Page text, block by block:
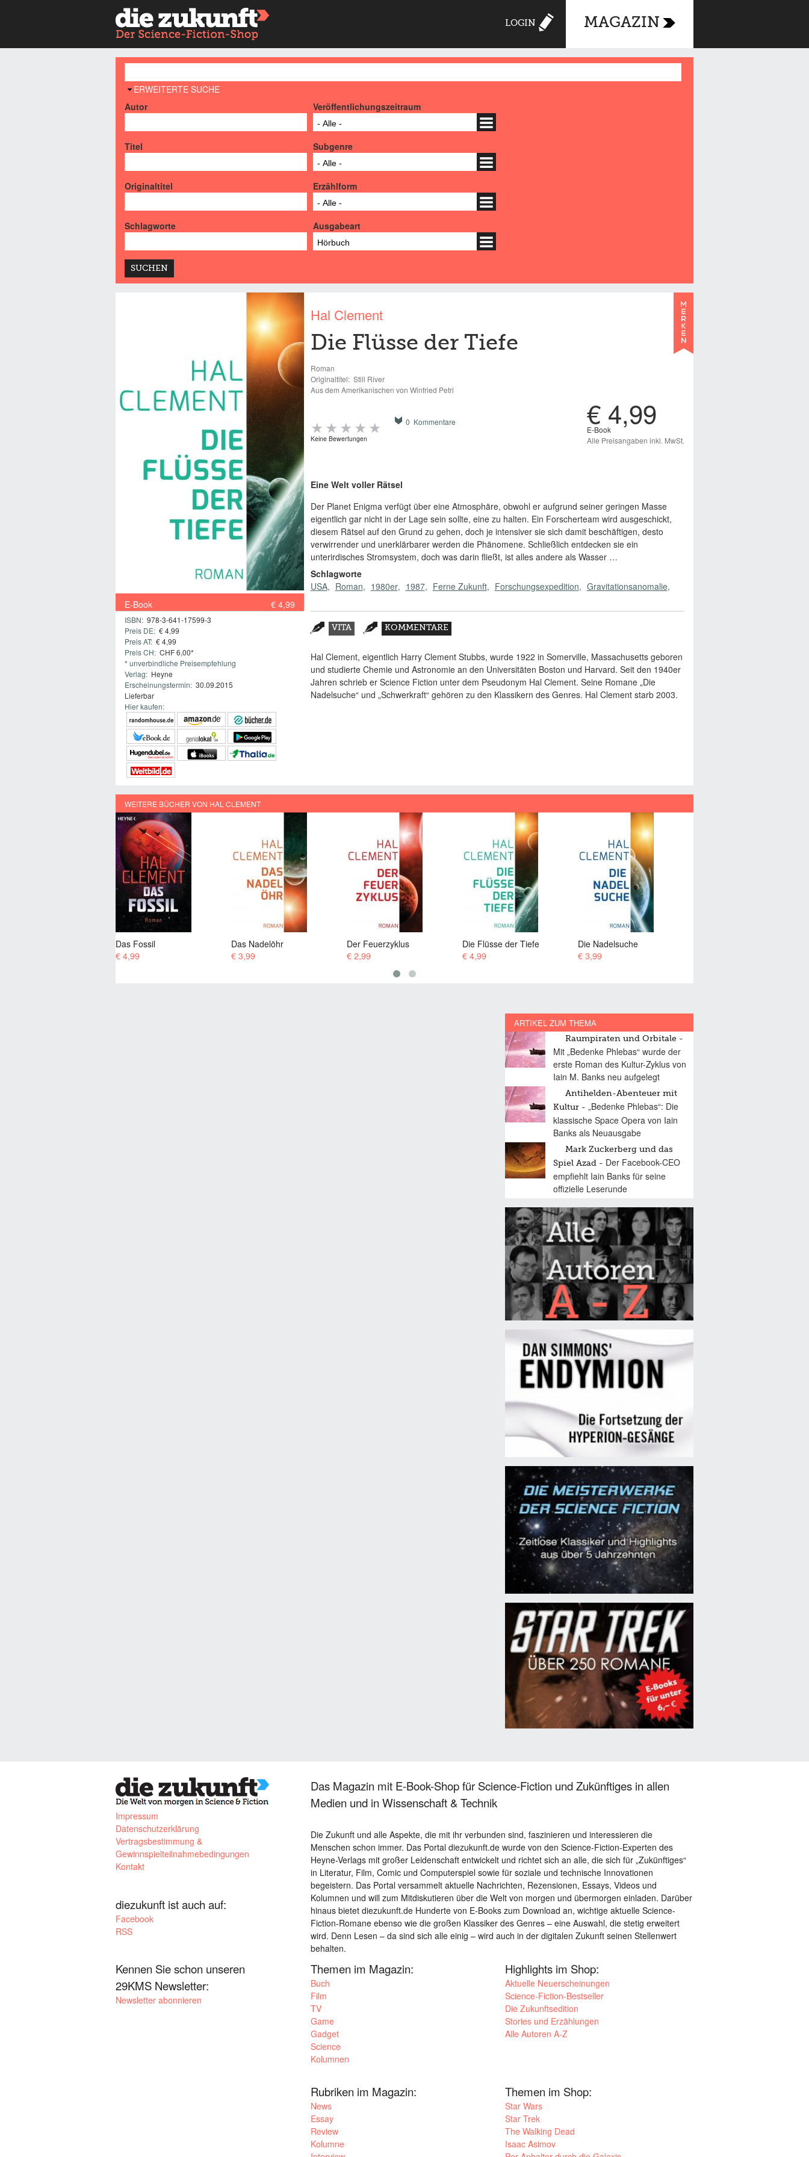
LOGIN MAGAZIN
AUSBLENDEN
ERWEITERTE SUCHE
Autor
Veröffentlichungszeitraum
- Alle -
Titel Subgenre
- Alle -
Originaltitel Erzählform
- Alle -
Schlagworte Ausgabeart
Hörbuch
E-Book € 4,99
ISBN: 978-3-641-17599-3
Preis DE: € 4,99
Preis AT: € 4,99
Preis CH: CHF 6,00*
* unverbindliche Preisempfehlung
Verlag: Heyne
Erscheinungstermin: 30.09.2015
Lieferbar
Hier kaufen:
Hal Clement
Die Flüsse der Tiefe
Roman
Originaltitel: Still River
Aus dem Amerikanischen von Winfried Petri
Keine Bewertungen
0 Kommentare € 4,99
E-Book
Alle Preisangaben inkl. MwSt.
Eine Welt voller Rätsel
Der Planet Enigma verfügt über eine Atmosphäre, obwohl er aufgrund seiner geringen Masse
eigentlich gar nicht in der Lage sein sollte, eine zu halten. Ein Forscherteam wird ausgeschickt,
diesem Rätsel auf den Grund zu gehen, doch je intensiver sie sich damit beschäftigen, desto
verwirrender und unerklärbarer werden die Phänomene. Schließlich entdecken sie ein
unterirdisches Stromsystem, doch was darin fließt, ist alles andere als Wasser …
Schlagworte
USA
Roman 1980er 1987 Ferne Zukunft Forschungsexpedition Gravitationsanomalie
Zusatzmaterial
VITA
REITER)
KOMMENTARE
Hal Clement, eigentlich Harry Clement Stubbs, wurde 1922 in Somerville, Massachusetts geboren
und studierte Chemie und Astronomie an den Universitäten Boston und Harvard. Seit den 1940er
Jahren schrieb er Science Fiction unter dem Pseudonym Hal Clement. Seine Romane „Die
Nadelsuche“ und „Schwerkraft“ gehören zu den Klassikern des Genres. Hal Clement starb 2003.
WEITERE BÜCHER VON HAL CLEMENT
Das Nadelöhr
€ 3,99
Der Feuerzyklus
€ 2,99
Die Flüsse der Tiefe
€ 4,99
Die Nadelsuche
€ 3,99
Eiswelt
€ 3,49
ARTIKEL ZUM THEMA
Raumpiraten und Orbitale
Mit „Bedenke Phlebas“ wurde der
erste Roman des Kultur-Zyklus von
Iain M. Banks neu aufgelegt
Antihelden-Abenteuer mit
Kultur
„Bedenke Phlebas“: Die
klassische Space Opera von Iain
Banks als Neuausgabe
Mark Zuckerberg und das
Spiel Azad
Der Facebook-CEO
empfiehlt Iain Banks für seine
offizielle Leserunde
Impressum
Datenschutzerklärung
Vertragsbestimmung &
Gewinnspielteilnahmebedingungen
Kontakt
diezukunft ist auch auf:
Facebook
RSS
Kennen Sie schon unseren
29KMS Newsletter:
Newsletter abonnieren
Das Magazin mit E-Book-Shop für Science-Fiction und Zukünftiges in allen
Medien und in Wissenschaft & Technik
Die Zukunft und alle Aspekte, die mit ihr verbunden sind, faszinieren und interessieren die
Menschen schon immer. Das Portal diezukunft.de wurde von den Science-Fiction-Experten des
Heyne-Verlags mit großer Leidenschaft entwickelt und richtet sich an alle, die sich für „Zukünftiges“
in Literatur, Film, Comic und Computerspiel sowie für soziale und technische Innovationen
begeistern. Das Portal versammelt aktuelle Nachrichten, Rezensionen, Essays, Videos und
Kolumnen und will zum Mitdiskutieren über die Welt von morgen und übermorgen einladen. Darüber
hinaus bietet diezukunft.de Hunderte von E-Books zum Download an, wichtige aktuelle Science-
Fiction-Romane ebenso wie die großen Klassiker des Genres – eine Auswahl, die stetig erweitert
wird. Denn Lesen – da sind sich alle einig – wird auch in der digitalen Zukunft seinen Stellenwert
behalten.
Themen im Magazin:
Buch
Film
TV
Game
Gadget
Science
Kolumnen
Highlights im Shop:
Aktuelle Neuerscheinungen
Science-Fiction-Bestseller
Die Zukunftsedition
Stories und Erzählungen
Alle Autoren A-Z
Rubriken im Magazin:
News
Essay
Review
Kolumne
Themen im Shop:
Star Wars
Star Trek
The Walking Dead
Isaac Asimov